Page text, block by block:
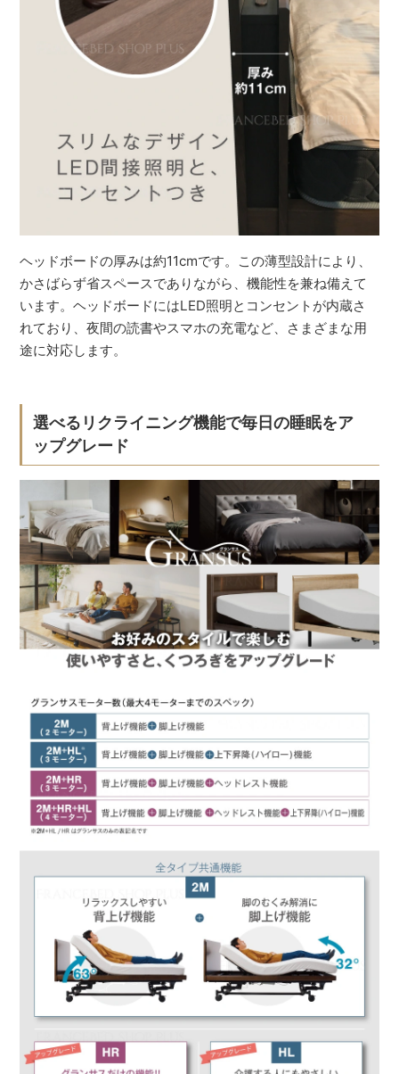
ヘッドボードの厚みは約11cmです。この薄型設計により、
かさばらず省スペースでありながら、機能性を兼ね備えて
います。ヘッドボードにはLED照明とコンセントが内蔵さ
れており、夜間の読書やスマホの充電など、さまざまな用
途に対応します。
選べるリクライニング機能で毎日の睡眠をア
ップグレード